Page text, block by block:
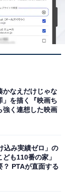
23歳女性／神
賛する声が多
ながらも、ひ
す（46歳女
て、応援した
をしていると
性／東京
なったとい
かなえだけじゃな
」を描く『映画ち
強く連想した映画
込み実績ゼロ」の
も110番の家」
？ PTAが直面する